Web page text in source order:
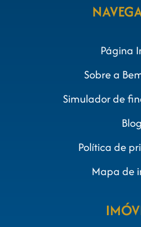
Página
Sobre a
Simulador de
Blog
Política de
Mapa de